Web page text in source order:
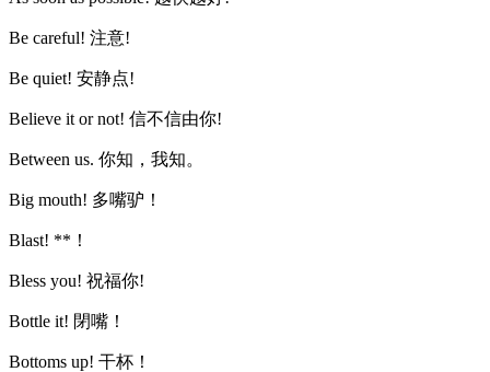
Be careful! 注意!
Be quiet! 安静点!
Believe it or not! 信不信由你!
Between us. 你知，我知。
Big mouth! 多嘴驴！
Blast! **！
Bless you! 祝福你!
Bottle it! 閉嘴！
Bottoms up! 干杯！